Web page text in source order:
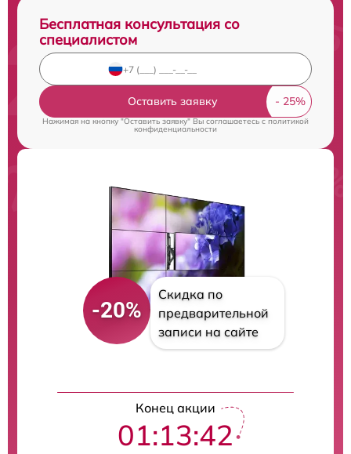
Бесплатная консультация со
специалистом
Оставить заявку
Нажимая на кнопку "Оставить заявку" Вы соглашаетесь cполитикой
конфиденциальности
-20%
Скидка по
предварительной
записи на сайте
Конец акции
01:13:41